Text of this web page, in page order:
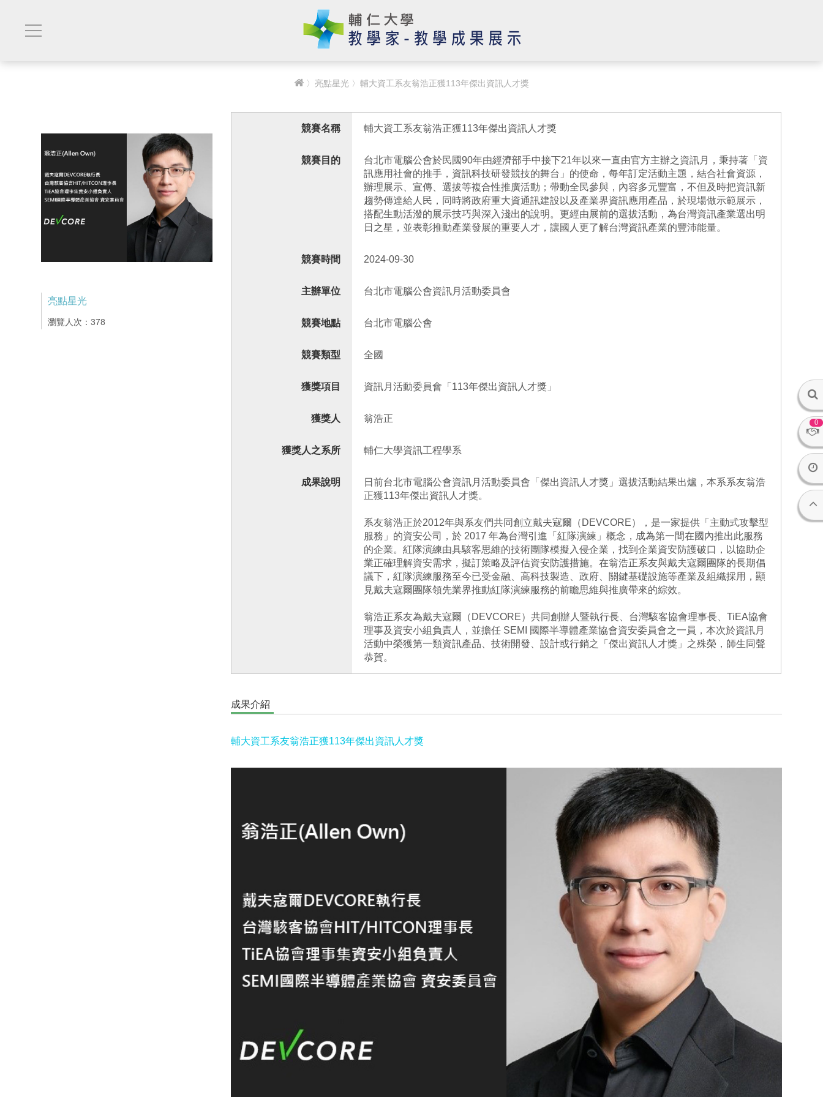
0
〉 亮點星光 〉輔大資工系友翁浩正獲113年傑出資訊人才獎
亮點星光
瀏覽人次：378
競賽名稱 輔大資工系友翁浩正獲113年傑出資訊人才獎
競賽目的
台北市電腦公會於民國90年由經濟部手中接下21年以來一直由官方主辦之資訊月，秉持著「資
訊應用社會的推手，資訊科技研發競技的舞台」的使命，每年訂定活動主題，結合社會資源，
辦理展示、宣傳、選拔等複合性推廣活動；帶動全民參與，內容多元豐富，不但及時把資訊新
趨勢傳達給人民，同時將政府重大資通訊建設以及產業界資訊應用產品，於現場做示範展示，
搭配生動活潑的展示技巧與深入淺出的說明。更經由展前的選拔活動，為台灣資訊產業選出明
日之星，並表彰推動產業發展的重要人才，讓國人更了解台灣資訊產業的豐沛能量。
競賽時間 2024-09-30
主辦單位 台北市電腦公會資訊月活動委員會
競賽地點 台北市電腦公會
競賽類型 全國
獲獎項目 資訊月活動委員會「113年傑出資訊人才獎」
獲獎人 翁浩正
獲獎人之系所 輔仁大學資訊工程學系
成果說明
日前台北市電腦公會資訊月活動委員會「傑出資訊人才獎」選拔活動結果出爐，本系系友翁浩
正獲113年傑出資訊人才獎。
系友翁浩正於2012年與系友們共同創立戴夫寇爾（DEVCORE），是一家提供「主動式攻擊型
服務」的資安公司，於 2017 年為台灣引進「紅隊演練」概念，成為第一間在國內推出此服務
的企業。紅隊演練由具駭客思維的技術團隊模擬入侵企業，找到企業資安防護破口，以協助企
業正確理解資安需求，擬訂策略及評估資安防護措施。在翁浩正系友與戴夫寇爾團隊的長期倡
議下，紅隊演練服務至今已受金融、高科技製造、政府、關鍵基礎設施等產業及組織採用，顯
見戴夫寇爾團隊領先業界推動紅隊演練服務的前瞻思維與推廣帶來的綜效。
翁浩正系友為戴夫寇爾（DEVCORE）共同創辦人暨執行長、台灣駭客協會理事長、TiEA協會
理事及資安小組負責人，並擔任 SEMI 國際半導體產業協會資安委員會之一員，本次於資訊月
活動中榮獲第一類資訊產品、技術開發、設計或行銷之「傑出資訊人才獎」之殊榮，師生同聲
恭賀。
成果介紹
輔大資工系友翁浩正獲113年傑出資訊人才獎